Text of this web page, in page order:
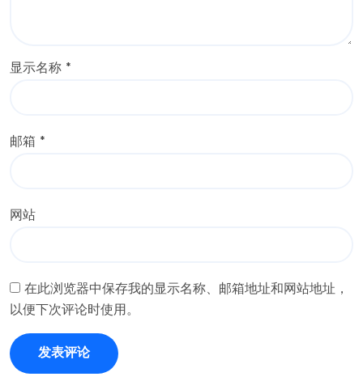
显示名称 *
邮箱 *
网站
在此浏览器中保存我的显示名称、邮箱地址和网站地址，
以便下次评论时使用。